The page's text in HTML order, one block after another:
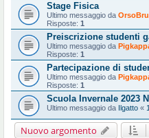
Stage Fisica
Ultimo messaggio da
Risposte: 1
Preiscrizione studenti
Ultimo messaggio da
Risposte: 1
Partecipazione di
Ultimo messaggio da
Risposte: 1
Scuola Invernale 2023
Ultimo messaggio da Ilgatto «
Nuovo argomento